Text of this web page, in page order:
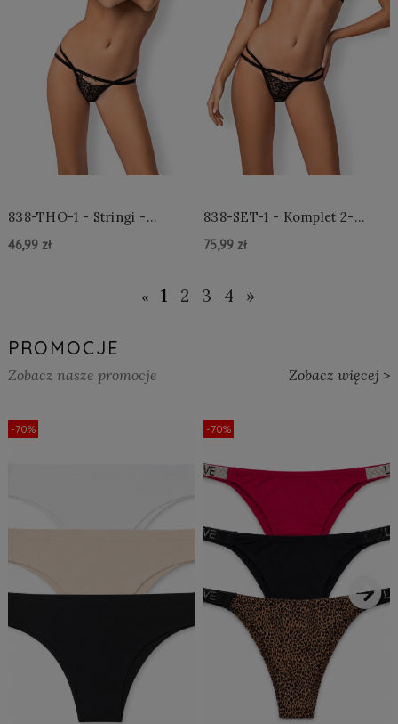
838-THO-1 - Stringi -
46,99 zł
838-SET-1 - Komplet 2-
75,99 zł
Do Koszyka »
« 1 2 3 4 »
PROMOCJE
Zobacz nasze promocje Zobacz więcej >
-70% -70%
›